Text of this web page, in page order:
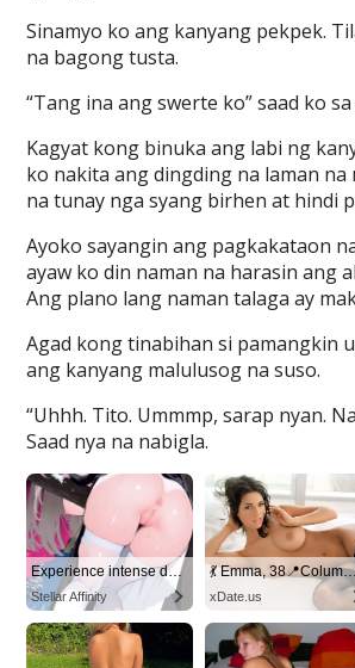
Sinamyo ko ang kanyang pekpek.
na bagong tusta.
“Tang ina ang swerte ko” saad ko
Kagyat kong binuka ang labi ng
ko nakita ang dingding na laman
na tunay nga syang birhen at hindi
Ayoko sayangin ang pagkakataon
ayaw ko din naman na harasin ang
Ang plano lang naman talaga ay
Agad kong tinabihan si pamangkin
ang kanyang malulusog na suso.
“Uhhh. Tito. Ummmp, sarap nyan.
Saad nya na nabigla.